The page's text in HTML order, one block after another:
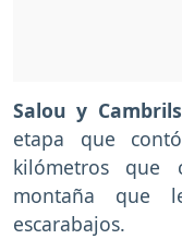
Salou y
etapa que
kilómetros que
montaña que
escarabajos.